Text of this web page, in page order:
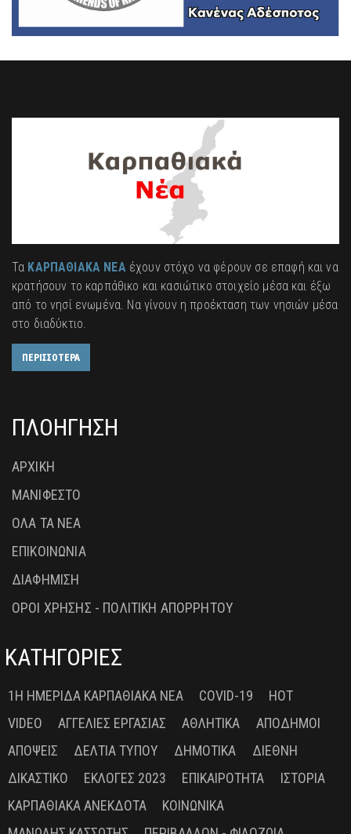
Τα ΚΑΡΠΑΘΙΑΚΑ ΝΕΑέχουν στόχο να φέρουν σε επαφή και να
κρατήσουν το καρπάθικο και κασιώτικο στοιχείο μέσα και έξω
από το νησί ενωμένα. Να γίνουν η προέκταση των νησιών μέσα
στο διαδύκτιο.
ΠΕΡΙΣΣΟΤΕΡΑ
ΠΛΟΗΓΗΣΗ
ΑΡΧΙΚΗ
ΜΑΝΙΦΕΣΤΟ
ΟΛΑ ΤΑ ΝΕΑ
ΕΠΙΚΟΙΝΩΝΙΑ
ΔΙΑΦΗΜΙΣΗ
ΟΡΟΙ ΧΡΗΣΗΣ - ΠΟΛΙΤΙΚΗ ΑΠΟΡΡΗΤΟΥ
ΚΑΤΗΓΟΡΙΕΣ
1Η ΗΜΕΡΊΔΑ ΚΑΡΠΑΘΙΑΚΆ ΝΈΑ COVID-19
HOT
VIDEO
ΑΓΓΕΛΊΕΣ ΕΡΓΑΣΊΑΣ ΑΘΛΗΤΙΚΆ
ΑΠΌΔΗΜΟΙ
ΑΠΌΨΕΙΣ
ΔΕΛΤΊΑ ΤΎΠΟΥ ΔΗΜΟΤΙΚΆ
ΔΙΕΘΝΉ
ΔΙΚΑΣΤΙΚΌ
ΕΚΛΟΓΈΣ 2023 ΕΠΙΚΑΙΡΌΤΗΤΑ
ΙΣΤΟΡΊΑ
ΚΑΡΠΑΘΙΑΚΆ ΑΝΈΚΔΟΤΑ
ΚΟΙΝΩΝΙΚΆ